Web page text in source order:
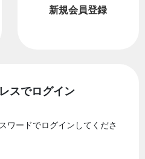
新規会員登録
スでログイン
ワードでログインしてくださ